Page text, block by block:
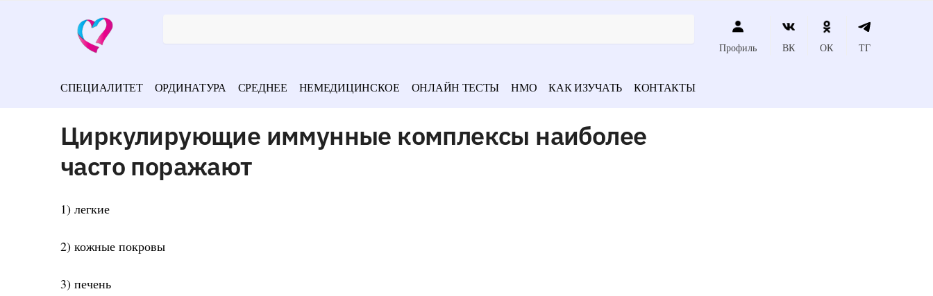
Профиль ВК ОК ТГ
СПЕЦИАЛИТЕТ ОРДИНАТУРА СРЕДНЕЕ НЕМЕДИЦИНСКОЕ ОНЛАЙН ТЕСТЫ НМО КАК ИЗУЧАТЬ КОНТАКТЫ
Циркулирующие иммунные комплексы наиболее
часто поражают
1) легкие
2) кожные покровы
3) печень